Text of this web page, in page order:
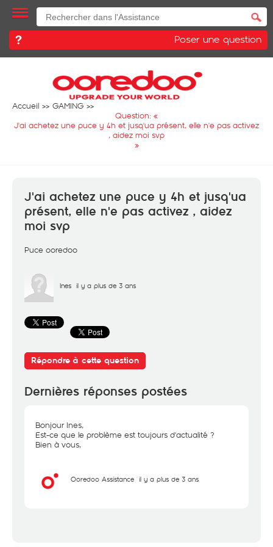
Poser une question
Accueil
GAMING
Question: «
J'ai achetez une puce y 4h et jusq'ua présent, elle n'e pas activez
, aidez moi svp
»
J'ai achetez une puce y 4h et jusq'ua
présent, elle n'e pas activez , aidez
moi svp
Puce ooredoo
Ines il y a plus de 3 ans
Répondre à cette question
Dernières réponses postées
Bonjour Ines,
Est-ce que le problème est toujours d'actualité ?
Bien à vous,
Ooredoo Assistance il y a plus de 3 ans